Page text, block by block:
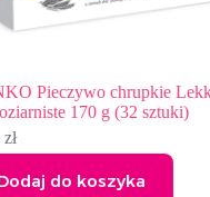
chrupkie Lekkie
170 g (32 sztuki)
do koszyka
5,51